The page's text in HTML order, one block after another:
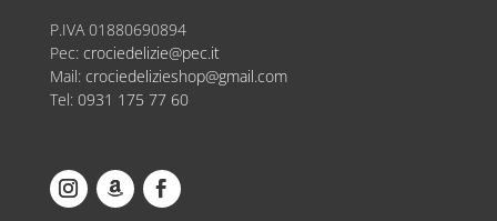
P.IVA01880690894
Pec: crociedelizie@pec.it
Mail: crociedelizieshop@gmail.com
Tel: 0931 175 77 60